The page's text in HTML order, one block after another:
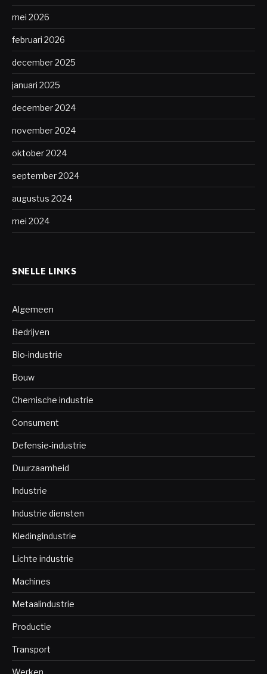
mei 2026
februari 2026
december 2025
januari 2025
december 2024
november 2024
oktober 2024
september 2024
augustus 2024
mei 2024
SNELLE LINKS
Algemeen
Bedrijven
Bio-industrie
Bouw
Chemische industrie
Consument
Defensie-industrie
Duurzaamheid
Industrie
Industrie diensten
Kledingindustrie
Lichte industrie
Machines
Metaalindustrie
Productie
Transport
Werken